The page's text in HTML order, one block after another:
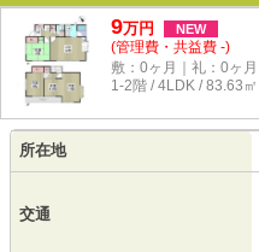
9万円 NEW
(管理費・共益費 -)
敷：0ヶ月｜礼：0ヶ月
1-2階 / 4LDK / 83.63㎡
所在地
交通